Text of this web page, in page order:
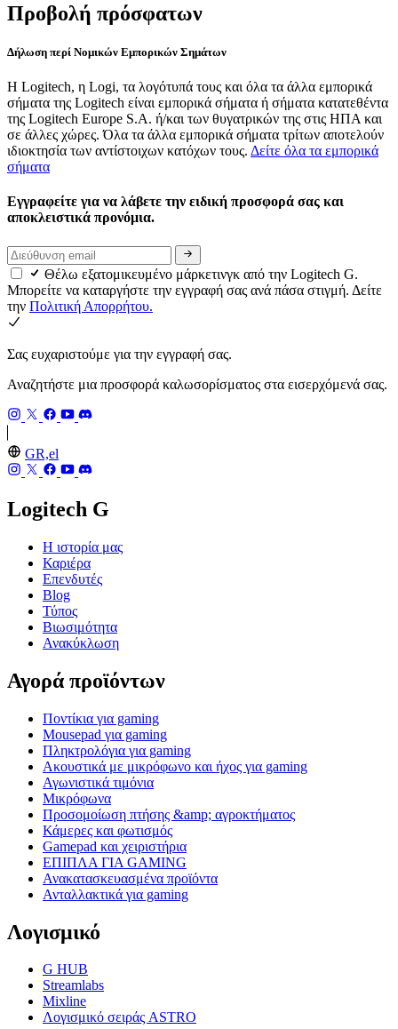
Προβολή πρόσφατων
Δήλωση περί Νομικών Εμπορικών Σημάτων
Η Logitech, η Logi, τα λογότυπά τους και όλα τα άλλα εμπορικά
σήματα της Logitech είναι εμπορικά σήματα ή σήματα κατατεθέντα
της Logitech Europe S.A. ή/και των θυγατρικών της στις ΗΠΑ και
σε άλλες χώρες. Όλα τα άλλα εμπορικά σήματα τρίτων αποτελούν
ιδιοκτησία των αντίστοιχων κατόχων τους. Δείτε όλα τα εμπορικά
σήματα
Εγγραφείτε για να λάβετε την ειδική προσφορά σας και
αποκλειστικά προνόμια.
Θέλω εξατομικευμένο μάρκετινγκ από την Logitech G.
Μπορείτε να καταργήστε την εγγραφή σας ανά πάσα στιγμή. Δείτε
την Πολιτική Απορρήτου.
Σας ευχαριστούμε για την εγγραφή σας.
Αναζητήστε μια προσφορά καλωσορίσματος στα εισερχόμενά σας.
GR,el
Logitech G
Η ιστορία μας
Καριέρα
Επενδυτές
Blog
Τύπος
Βιωσιμότητα
Ανακύκλωση
Αγορά προϊόντων
Ποντίκια για gaming
Mousepad για gaming
Πληκτρολόγια για gaming
Ακουστικά με μικρόφωνο και ήχος για gaming
Αγωνιστικά τιμόνια
Μικρόφωνα
Προσομοίωση πτήσης &amp; αγροκτήματος
Κάμερες και φωτισμός
Gamepad και χειριστήρια
ΕΠΙΠΛΑ ΓΙΑ GAMING
Ανακατασκευασμένα προϊόντα
Ανταλλακτικά για gaming
Λογισμικό
G HUB
Streamlabs
Mixline
Λογισμικό σειράς ASTRO